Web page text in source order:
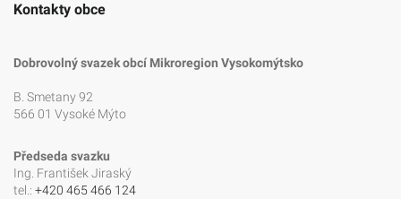
Kontakty obce
Dobrovolný svazek obcí Mikroregion Vysokomýtsko
B. Smetany 92
566 01 Vysoké Mýto
Předseda svazku
Ing. František Jiraský
tel.: +420 465 466 124